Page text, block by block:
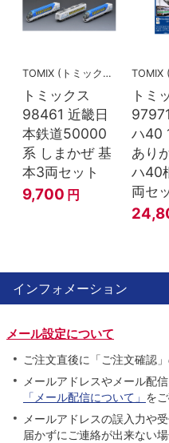
TOMIX (トミックス)
トミックス
98461 近畿日
本鉄道50000
系 しまかぜ 基
本3両セット
9,700 円
トミ
ハ40
あり
ハ40
両セ
インフォメーション
メール設定について
ご注文直後に「ご注文確認
メールアドレスやメール配
「メール配信について」 を
メールアドレスの誤入力や
届かずにご連絡が出来ない